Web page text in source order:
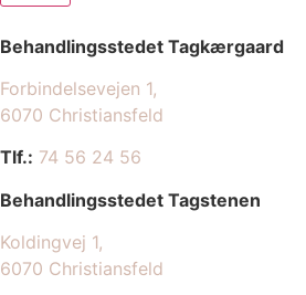
Behandlingsstedet Tagkærgaard
Forbindelsevejen 1,
6070 Christiansfeld
Tlf.: 74 56 24 56
Behandlingsstedet Tagstenen
Koldingvej 1,
​6070 Christiansfeld